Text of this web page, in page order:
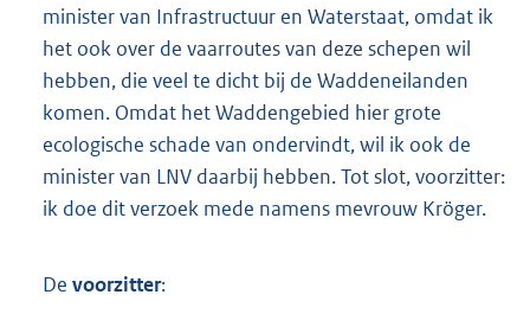
minister van Infrastructuur en Waterstaat, omdat ik
het ook over de vaarroutes van deze schepen wil
hebben, die veel te dicht bij de Waddeneilanden
komen. Omdat het Waddengebied hier grote
ecologische schade van ondervindt, wil ik ook de
minister van LNV daarbij hebben. Tot slot, voorzitter:
ik doe dit verzoek mede namens mevrouw Kröger.
De voorzitter: